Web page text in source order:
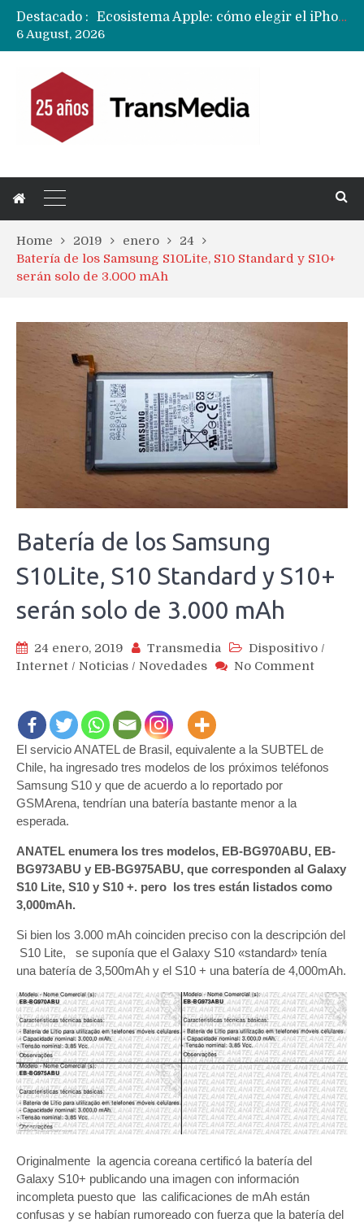
Destacado :
Nuevas filtraciones del Mate 90 Pro Max apuntan a potenciar las cámaras y pantalla OLED doble capa
6 August, 2026
Home 2019 enero
24
Batería de los Samsung S10Lite, S10 Standard y S10+
serán solo de 3.000 mAh
Batería de los Samsung
S10Lite, S10 Standard y S10+
serán solo de 3.000 mAh
24 enero, 2019 Transmedia Dispositivo /
Internet / Noticias / Novedades No Commenton
S10Lite,
S10
solo
de
3.000
El servicio ANATEL de Brasil, equivalente a la SUBTEL de
Chile, ha ingresado tres modelos de los próximos teléfonos
Samsung S10 y que de acuerdo a lo reportado por
GSMArena, tendrían una batería bastante menor a la
esperada.
ANATEL enumera los tres modelos, EB-BG970ABU, EB-
BG973ABU y EB-BG975ABU, que corresponden al Galaxy
S10 Lite, S10 y S10 +. pero los tres están listados como
3,000mAh.
Si bien los 3.000 mAh coinciden preciso con la descripción del
S10 Lite, se suponía que el Galaxy S10 «standard» tenía
una batería de 3,500mAh y el S10 + una batería de 4,000mAh.
Originalmente la agencia coreana certificó la batería del
Galaxy S10+ publicando una imagen con información
incompleta puesto que las calificaciones de mAh están
confusas y se habían rumoreado con fuerza que la batería del